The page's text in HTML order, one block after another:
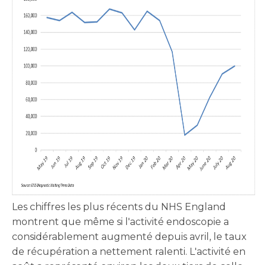
Les chiffres les plus récents du NHS England
montrent que même si l'activité endoscopie a
considérablement augmenté depuis avril, le taux
de récupération a nettement ralenti. L'activité en